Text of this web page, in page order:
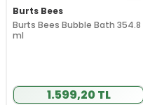
Burts Bees
Burts Bees Bubble Bath 354.8
ml
1.599,20 TL